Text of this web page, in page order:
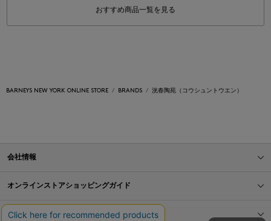
おすすめ商品一覧を見る
BARNEYS NEW YORK ONLINE STORE BRANDS 洸春陶苑（コウシュントウエン）
会社情報
オンラインストアショッピングガイド
店舗情報